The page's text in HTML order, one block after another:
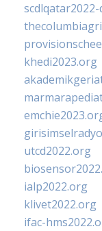
scdlqatar2022-
khedi2023.org
utcd2022.org
ialp2022.org
klivet2022.org
ifac-